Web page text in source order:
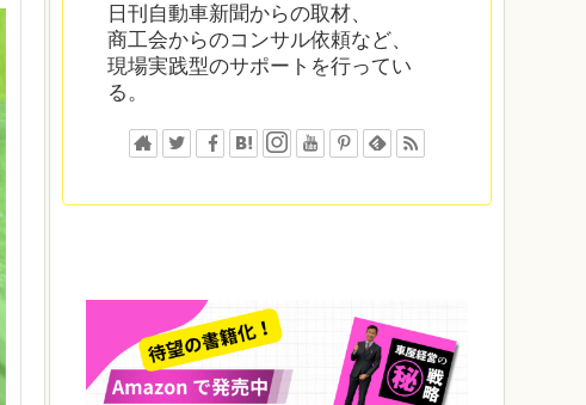
日刊自動車新聞からの取材、
商工会からのコンサル依頼など、
現場実践型のサポートを行ってい
る。